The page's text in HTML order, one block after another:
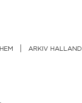
HEM ARKIV HALLAND